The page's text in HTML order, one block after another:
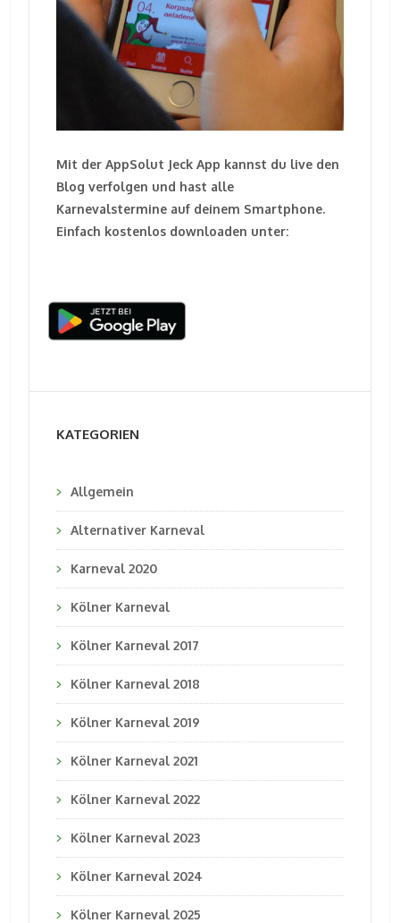
Mit der AppSolut Jeck App kannst du live den
Blog verfolgen und hast alle
Karnevalstermine auf deinem Smartphone.
Einfach kostenlos downloaden unter:
KATEGORIEN
Allgemein
Alternativer Karneval
Karneval 2020
Kölner Karneval
Kölner Karneval 2017
Kölner Karneval 2018
Kölner Karneval 2019
Kölner Karneval 2021
Kölner Karneval 2022
Kölner Karneval 2023
Kölner Karneval 2024
Kölner Karneval 2025